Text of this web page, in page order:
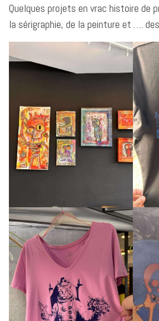
Quelques projets en vrac histoire de
la sérigraphie, de la peinture et ….